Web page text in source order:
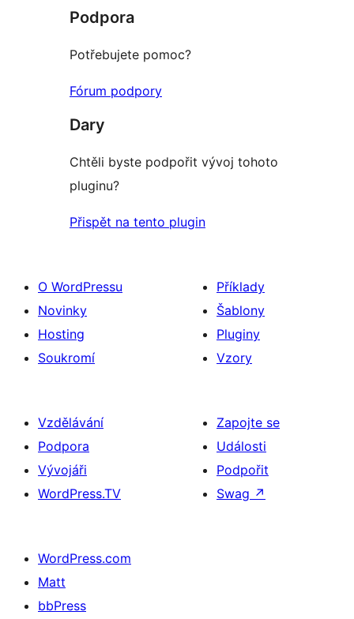
Podpora
Potřebujete pomoc?
Fórum podpory
Dary
Chtěli byste podpořit vývoj tohoto
pluginu?
Přispět na tento plugin
O WordPressu
Novinky
Hosting
Soukromí
Příklady
Šablony
Pluginy
Vzory
Vzdělávání
Podpora
Vývojáři
WordPress.TV
Zapojte se
Události
Podpořit
Swag ↗
WordPress.com
Matt
bbPress